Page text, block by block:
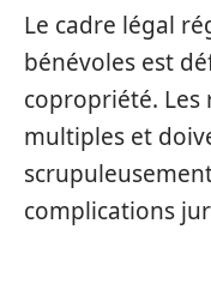
Le cadre légal
bénévoles est
copropriété. Les
multiples et
complications